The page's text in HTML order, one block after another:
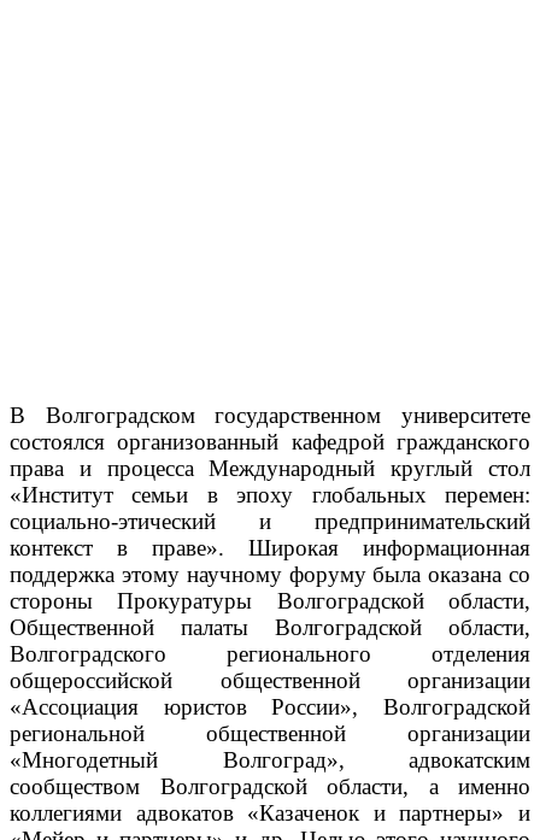
В Волгоградском государственном университете
состоялся организованный кафедрой гражданского
права и процесса Международный круглый стол
«Институт семьи в эпоху глобальных перемен:
социально-этический и предпринимательский
контекст в праве». Широкая информационная
поддержка этому научному форуму была оказана со
стороны Прокуратуры Волгоградской области,
Общественной палаты Волгоградской области,
Волгоградского регионального отделения
общероссийской общественной организации
«Ассоциация юристов России», Волгоградской
региональной общественной организации
«Многодетный Волгоград», адвокатским
сообществом Волгоградской области, а именно
коллегиями адвокатов «Казаченок и партнеры» и